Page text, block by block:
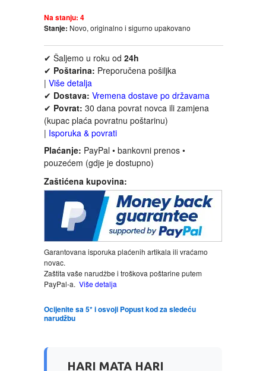
ISTORIJSKI
KLASICI
KNJIGE ZA DECU
KOMEDIJA
KRIMINALISTIČKI
KUVARI
LJUBAVNI
MITOLOGIJA
MUZIKA
NAUČNA FANTASTIKA
Na stanju: 4
Stanje: Novo, originalno i sigurno upakovano
✔ Šaljemo u roku od 24h
✔ Poštarina: Preporučena pošiljka
| Više detalja
✔ Dostava: Vremena dostave po državama
✔ Povrat: 30 dana povrat novca ili zamjena
(kupac plaća povratnu poštarinu)
| Isporuka & povrati
Plaćanje: PayPal • bankovni prenos •
pouzećem (gdje je dostupno)
Zaštićena kupovina:
Garantovana isporuka plaćenih artikala ili vraćamo
novac.
Zaštita vaše narudžbe i troškova poštarine putem
PayPal-a. Više detalja
Ocijenite sa 5* i osvoji Popust kod za sledeću
narudžbu
HARI MATA HARI